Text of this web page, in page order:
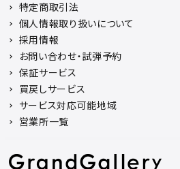
特定商取引法
個人情報取り扱いについて
採用情報
お問い合わせ・試弾予約
保証サービス
買戻しサービス
サービス対応可能地域
営業所一覧